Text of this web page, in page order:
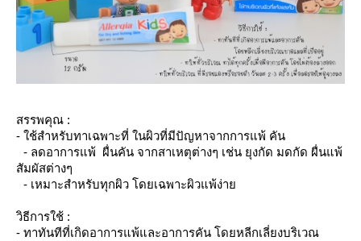
สรรพคุณ :
- ใช้สำหรับทาเฉพาะที่ ในผิวที่มีปัญหาจากการแพ้ คัน
- ลดอาการแพ้ ผื่นคัน จากสาเหตุต่างๆ เช่น ยุงกัด มดกัด ผื่นแพ้
สัมผัสต่างๆ
- เหมาะสำหรับทุกผิว โดยเฉพาะผิวแพ้ง่า
วิธีการใช้ :
- ทาทันทีที่เกิดอาการแพ้และอาการคัน โดยหลีกเลี่ยงบริเวณ